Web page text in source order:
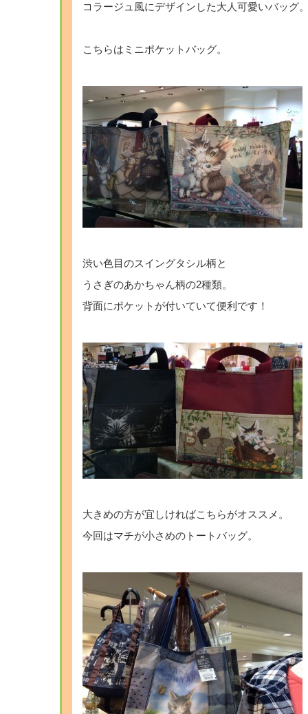
コラージュ風にデザインした大人可愛いバッグ
こちらはミニポケットバッグ。
渋い色目のスイングタシル柄と
うさぎのあかちゃん柄の2種類。
背面にポケットが付いていて便利です！
大きめの方が宜しければこちらがオススメ。
今回はマチが小さめのトートバッグ。